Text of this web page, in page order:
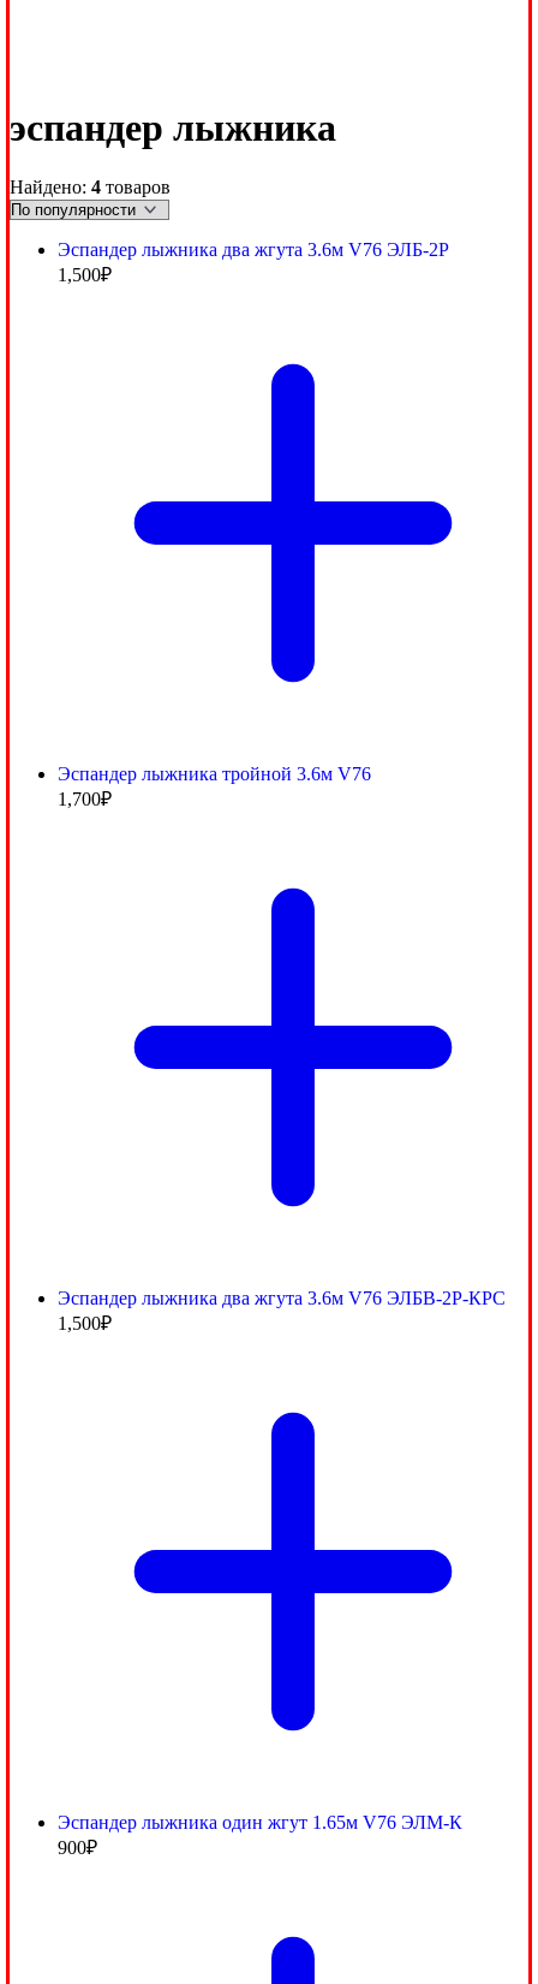
эспандер лыжника
Найдено: 4 товаров
Эспандер лыжника два жгута 3.6м V76 ЭЛБ-2Р
1,500₽
Эспандер лыжника тройной 3.6м V76
1,700₽
Эспандер лыжника два жгута 3.6м V76 ЭЛБВ-2Р-КРС
1,500₽
Эспандер лыжника один жгут 1.65м V76 ЭЛМ-К
900₽